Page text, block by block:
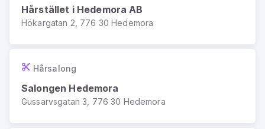
Hårstället i Hedemora AB
Hökargatan 2, 776 30 Hedemora
Hårsalong
Salongen Hedemora
Gussarvsgatan 3, 776 30 Hedemora